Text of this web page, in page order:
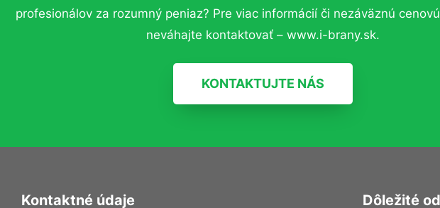
profesionálov za rozumný peniaz? Pre viac informácií či nezáväznú
neváhajte kontaktovať – www.i-brany.sk.
KONTAKTUJTE NÁS
Kontaktné údaje Dôležité